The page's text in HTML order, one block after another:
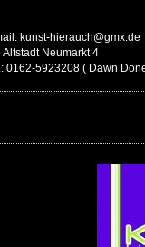
kunst-hierauch@gmx.de
Altstadt Neumarkt 4
0162-5923208 ( Dawn